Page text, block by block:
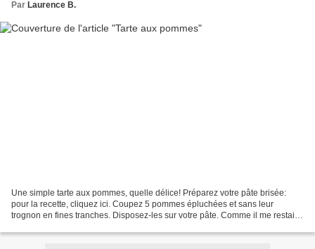
Par Laurence B.
Une simple tarte aux pommes, quelle délice! Préparez votre pâte brisée:
pour la recette, cliquez ici. Coupez 5 pommes épluchées et sans leur
trognon en fines tranches. Disposez-les sur votre pâte. Comme il me restait